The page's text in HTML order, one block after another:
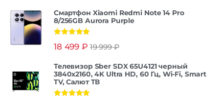
Смартфон Xiaomi Redmi Note 14 Pro
8/256GB Aurora Purple
из 5
18 499 ₽ 19 999₽
Телевизор Sber SDX 65U4121 черный
3840x2160, 4K Ultra HD, 60 Гц, Wi-Fi, Smart
TV, Салют ТВ